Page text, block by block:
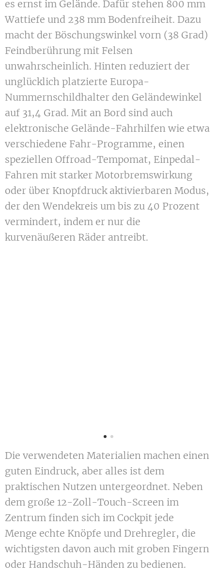
es ernst im Gelände. Dafür stehen 800 mm
Wattiefe und 238 mm Bodenfreiheit. Dazu
macht der Böschungswinkel vorn (38 Grad)
Feindberührung mit Felsen
unwahrscheinlich. Hinten reduziert der
unglücklich platzierte Europa-
Nummernschildhalter den Geländewinkel
auf 31,4 Grad. Mit an Bord sind auch
elektronische Gelände-Fahrhilfen wie etwa
verschiedene Fahr-Programme, einen
speziellen Offroad-Tempomat, Einpedal-
Fahren mit starker Motorbremswirkung
oder über Knopfdruck aktivierbaren Modus,
der den Wendekreis um bis zu 40 Prozent
vermindert, indem er nur die
kurvenäußeren Räder antreibt.
Die verwendeten Materialien machen einen
guten Eindruck, aber alles ist dem
praktischen Nutzen untergeordnet. Neben
dem große 12-Zoll-Touch-Screen im
Zentrum finden sich im Cockpit jede
Menge ­echte Knöpfe und Drehregler, die
wichtigsten davon auch mit groben Fingern
oder Handschuh-Händen zu bedienen.